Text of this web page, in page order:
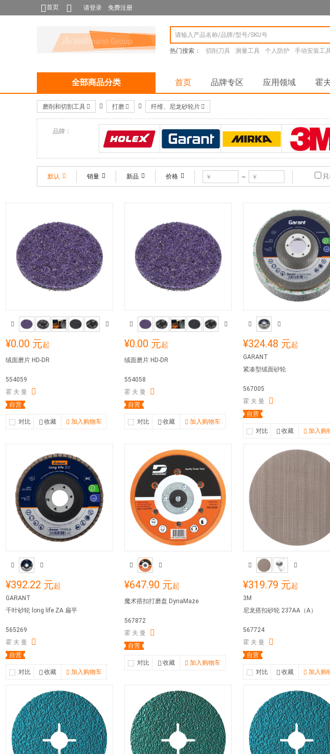
首页 请登录 免费注册
热门搜索： 切削刀具 测量工具 个人防护 手动安装工
全部商品分类 首页 品牌专区 应用领域 霍
磨削和切割工具 打磨 纤维、尼龙砂轮片
品牌：
HOLEX GARANT MIRKA 3M
默认 销量 新品 价格 ~
¥0.00 元起
绒面磨片 HD-DR
554059
霍 夫 曼
自营
对比 收藏 加入购物车
¥0.00 元起
绒面磨片 HD-DR
554058
霍 夫 曼
自营
对比 收藏 加入购物车
¥324.48 元起
GARANT
紧凑型绒面砂轮
567005
霍 夫 曼
自营
对比 收藏 加入购
¥392.22 元起
GARANT
千叶砂轮 long life ZA 扁平
565269
霍 夫 曼
自营
对比 收藏 加入购物车
¥647.90 元起
魔术搭扣打磨盘 DynaMaze
567872
霍 夫 曼
自营
对比 收藏 加入购物车
¥319.79 元起
3M
尼龙搭扣砂轮 237AA（A）
567724
霍 夫 曼
自营
对比 收藏 加入购